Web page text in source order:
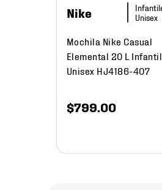
Nike
Mochila Nike Casual
Elemental 20 L Infantil
Unisex HJ4186-407
$799.00